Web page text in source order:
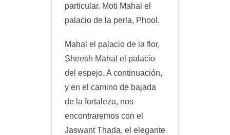
particular. Moti Mahal el
palacio de la perla, Phool.
Mahal el palacio de la flor,
Sheesh Mahal el palacio
del espejo. A continuación,
y en el camino de bajada
de la fortaleza, nos
encontraremos con el
Jaswant Thada, el elegante